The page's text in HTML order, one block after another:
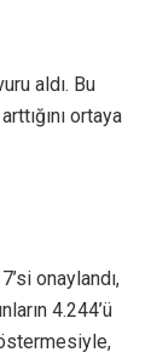
aldı. Bu
ortaya
onaylandı,
4.244’ü